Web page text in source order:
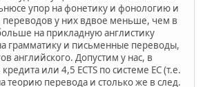
упор на фонетику и фонологию и
переводов у них вдвое меньше, чем в
на прикладную англистику
грамматику и письменные переводы,
английского. Допустим у нас, в
или 4,5 ECTS по системе ЕС (т.е.
теорию перевода и столько же в след.